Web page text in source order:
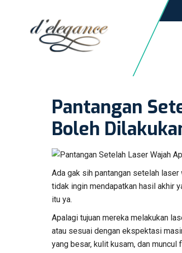
Pantangan
Boleh
Ada gak sih pantangan setelah
tidak ingin mendapatkan hasil akhir
itu ya.
Apalagi tujuan mereka melakukan
atau sesuai dengan ekspektasi
yang besar, kulit kusam, dan muncul